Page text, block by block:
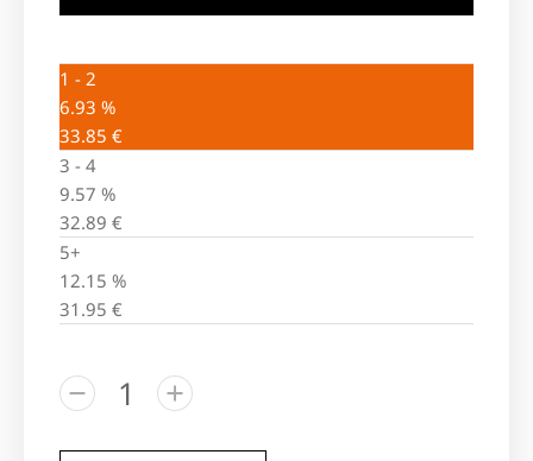
1 - 2
6.93 %
33.85 €
3 - 4
9.57 %
32.89 €
5+
12.15 %
31.95 €